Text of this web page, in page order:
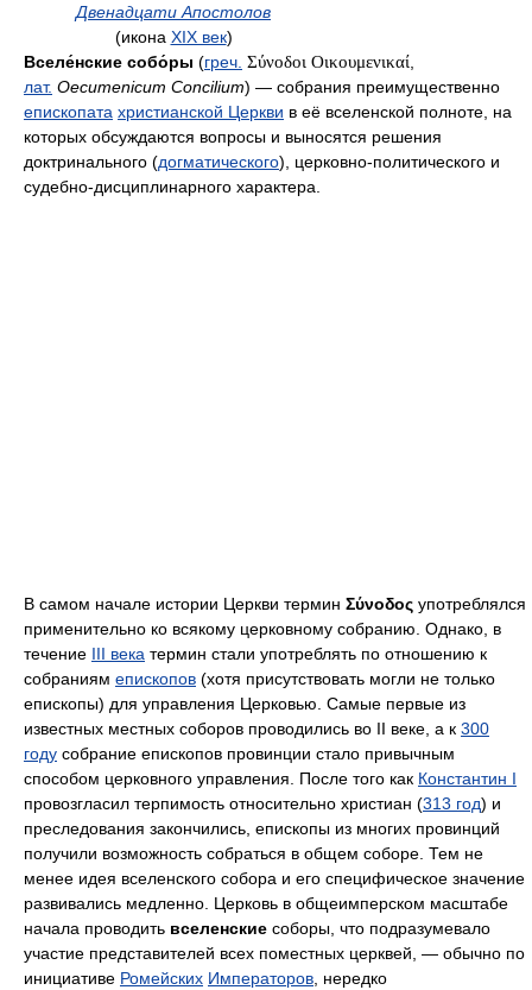
Двенадцати Апостолов
(икона XIX век)
Вселе́нские собо́ры (греч. Σύνοδοι Οικουμενικαί
лат. Oecumenicum Concilium) — собрания преимущественно
епископата христианской Церкви в её вселенской полноте, на
которых обсуждаются вопросы и выносятся решения
доктринального (догматического), церковно-политического и
судебно-дисциплинарного характера.
В самом начале истории Церкви термин Σύνοδος употреблялся
применительно ко всякому церковному собранию. Однако, в
течение III века термин стали употреблять по отношению к
собраниям епископов (хотя присутствовать могли не только
епископы) для управления Церковью. Самые первые из
известных местных соборов проводились во II веке, а к 300
году собрание епископов провинции стало привычным
способом церковного управления. После того как Константин I
провозгласил терпимость относительно христиан (313 год) и
преследования закончились, епископы из многих провинций
получили возможность собраться в общем соборе. Тем не
менее идея вселенского собора и его специфическое значение
развивались медленно. Церковь в общеимперском масштабе
начала проводить вселенские соборы, что подразумевало
участие представителей всех поместных церквей, — обычно по
инициативе Ромейских Императоров , нередко